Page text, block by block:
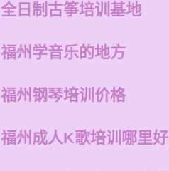
全日制古筝培训基地
福州学音乐的地方
福州钢琴培训价格
福州成人K歌培训哪里好